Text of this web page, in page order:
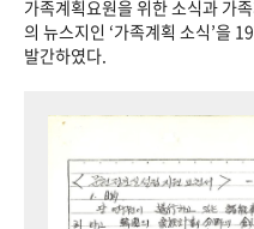
가족계획요원을 위한 소식과 가
의 뉴스지인 ‘가족계획 소식’을
발간하였다.